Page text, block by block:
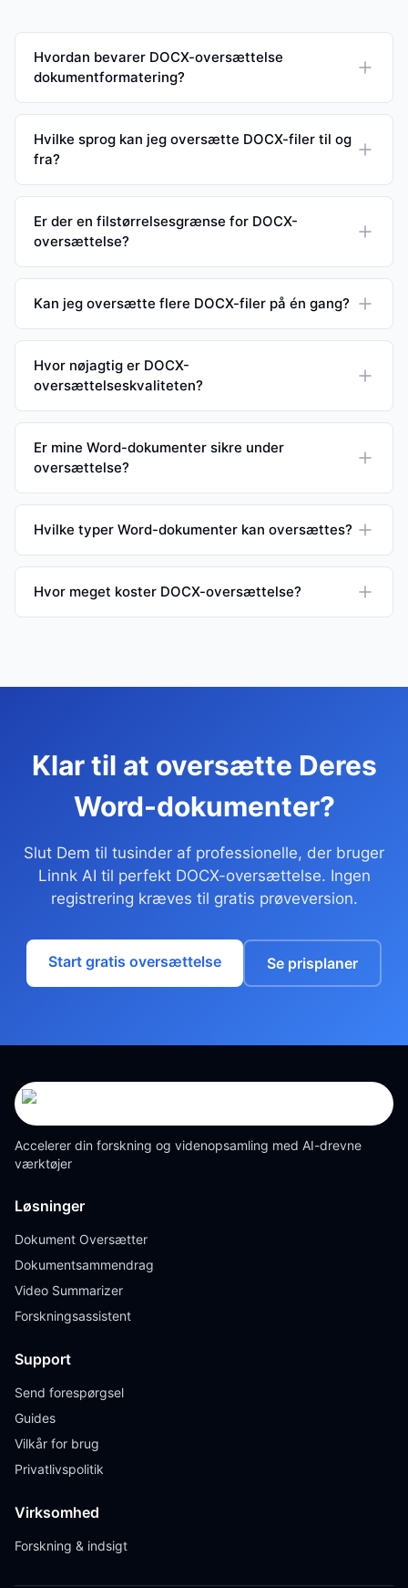
Hvordan bevarer DOCX-oversættelse
dokumentformatering?
Hvilke sprog kan jeg oversætte DOCX-filer til og
fra?
Er der en filstørrelsesgrænse for DOCX-
oversættelse?
Kan jeg oversætte flere DOCX-filer på én gang?
Hvor nøjagtig er DOCX-
oversættelseskvaliteten?
Er mine Word-dokumenter sikre under
oversættelse?
Hvilke typer Word-dokumenter kan oversættes?
Hvor meget koster DOCX-oversættelse?
Klar til at oversætte Deres
Word-dokumenter?
Slut Dem til tusinder af professionelle, der bruger
Linnk AI til perfekt DOCX-oversættelse. Ingen
registrering kræves til gratis prøveversion.
Start gratis oversættelse Se prisplaner
Accelerer din forskning og videnopsamling med AI-drevne
værktøjer
Løsninger
Dokument Oversætter
Dokumentsammendrag
Video Summarizer
Forskningsassistent
Support
Send forespørgsel
Guides
Vilkår for brug
Privatlivspolitik
Virksomhed
Forskning & indsigt